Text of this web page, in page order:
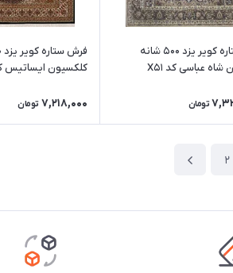
فرش ستاره کویر یزد 500 شانه
کلکسیون شاه عباسی کد X51
تومان 7,218,000 تومان
2